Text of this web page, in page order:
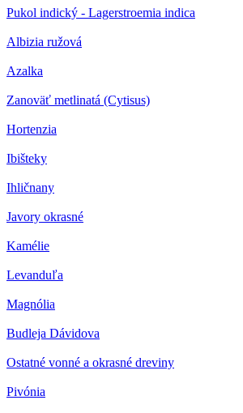
Pukol indický - Lagerstroemia indica
Albizia ružová
Azalka
Zanoväť metlinatá (Cytisus)
Hortenzia
Ibišteky
Ihličnany
Javory okrasné
Kamélie
Levanduľa
Magnólia
Budleja Dávidova
Ostatné vonné a okrasné dreviny
Pivónia